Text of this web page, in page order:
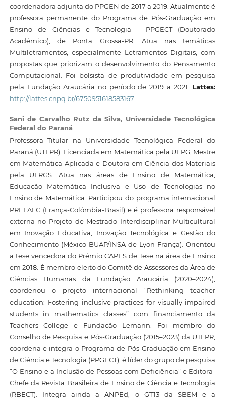
coordenadora adjunta do PPGEN de 2017 a 2019. Atualmente é
professora permanente do Programa de Pós-Graduação em
Ensino de Ciências e Tecnologia - PPGECT (Doutorado
Acadêmico), de Ponta Grossa-PR. Atua nas temáticas
Multiletramentos, especialmente Letramentos Digitais, com
propostas que priorizam o desenvolvimento do Pensamento
Computacional. Foi bolsista de produtividade em pesquisa
pela Fundação Araucária no período de 2019 a 2021. Lattes:
http://lattes.cnpq.br/6750951618583167
Sani de Carvalho Rutz da Silva, Universidade Tecnológica
Federal do Paraná
Professora Titular na Universidade Tecnológica Federal do
Paraná (UTFPR). Licenciada em Matemática pela UEPG, Mestre
em Matemática Aplicada e Doutora em Ciência dos Materiais
pela UFRGS. Atua nas áreas de Ensino de Matemática,
Educação Matemática Inclusiva e Uso de Tecnologias no
Ensino de Matemática. Participou do programa internacional
PREFALC (França-Colômbia-Brasil) e é professora responsável
externa no Projeto de Mestrado Interdisciplinar Multicultural
em Inovação Educativa, Inovação Tecnológica e Gestão do
Conhecimento (México-BUAP/INSA de Lyon-França). Orientou
a tese vencedora do Prêmio CAPES de Tese na área de Ensino
em 2018. É membro eleito do Comitê de Assessores da Área de
Ciências Humanas da Fundação Araucária (2020–2024),
coordenou o projeto internacional “Rethinking teacher
education: Fostering inclusive practices for visually-impaired
students in mathematics classes” com financiamento da
Teachers College e Fundação Lemann. Foi membro do
Conselho de Pesquisa e Pós-Graduação (2015–2023) da UTFPR,
coordena e integra o Programa de Pós-Graduação em Ensino
de Ciência e Tecnologia (PPGECT), é líder do grupo de pesquisa
“O Ensino e a Inclusão de Pessoas com Deficiência” e Editora-
Chefe da Revista Brasileira de Ensino de Ciência e Tecnologia
(RBECT). Integra ainda a ANPEd, o GT13 da SBEM e a